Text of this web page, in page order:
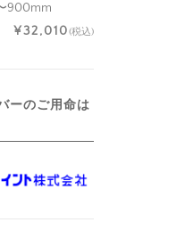
900mm
¥32,010(税込)
ーのご用命は